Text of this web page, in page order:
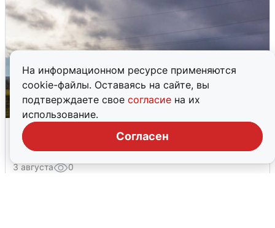
На информационном ресурсе применяются
cookie-файлы. Оставаясь на сайте, вы
подтверждаете свое согласие на их
использование.
Согласен
Над ХМАО впервые сбили
беспилотники
3 августа 0